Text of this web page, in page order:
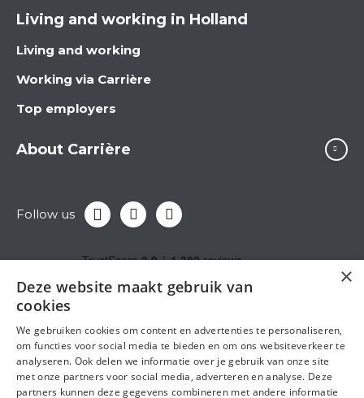
Living and working in Holland
Living and working
Working via Carrière
Top employers
About Carrière
Follow us
×
Deze website maakt gebruik van
cookies
We gebruiken cookies om content en advertenties te personaliseren,
om functies voor social media te bieden en om ons websiteverkeer te
analyseren. Ook delen we informatie over je gebruik van onze site
met onze partners voor social media, adverteren en analyse. Deze
partners kunnen deze gegevens combineren met andere informatie